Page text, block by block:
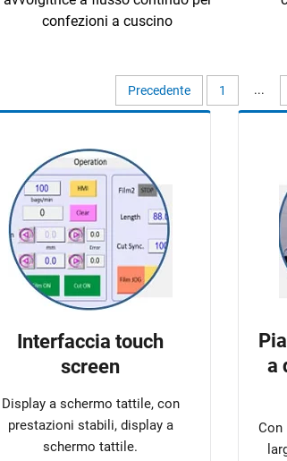
confezioni a cuscino
Precedente 1 ...
Interfaccia touch
screen
Display a schermo tattile, con
prestazioni stabili, display a
schermo tattile.
a
Con